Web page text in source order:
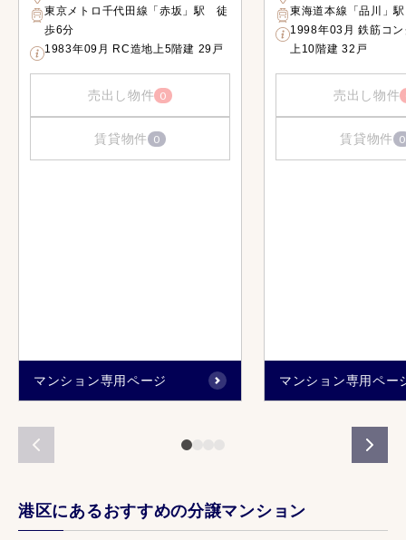
東京メトロ千代田線「赤坂」駅 徒
歩6分
1983年09月 RC造地上5階建 29戸
売出し物件 0
賃貸物件 0
マンション専用ページ
東海道本線「品川」
1998年03月 鉄筋コ
上10階建 32戸
売出し物件
賃貸物件 0
マンション専用ペー
港区にあるおすすめの分譲マンション